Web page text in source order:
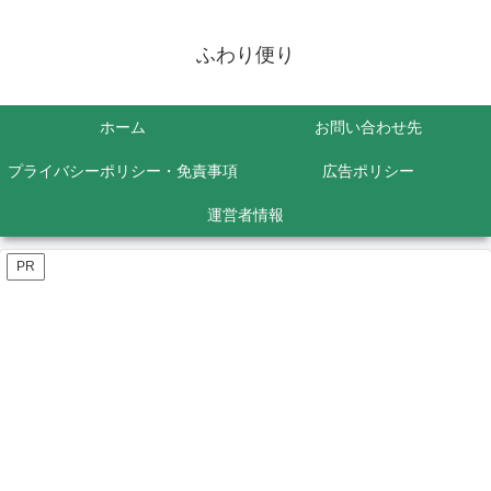
ふわり便り
ホーム お問い合わせ先
プライバシーポリシー・免責事項 広告ポリシー
運営者情報
PR